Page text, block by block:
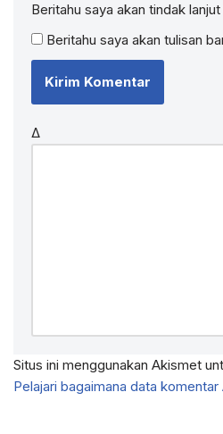
Beritahu saya akan tindak
Beritahu saya akan tulisan
Δ
Situs ini menggunakan Akismet
Pelajari bagaimana data